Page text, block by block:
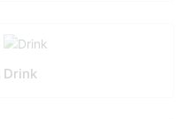
Drink